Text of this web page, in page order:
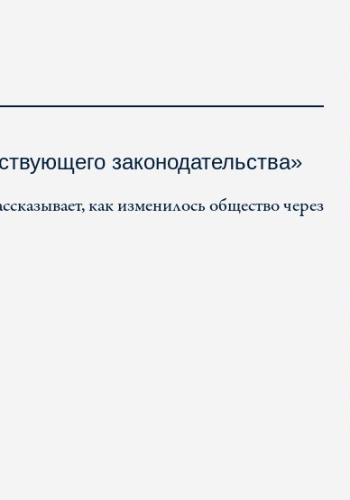
законодательства»
как изменилось общество через